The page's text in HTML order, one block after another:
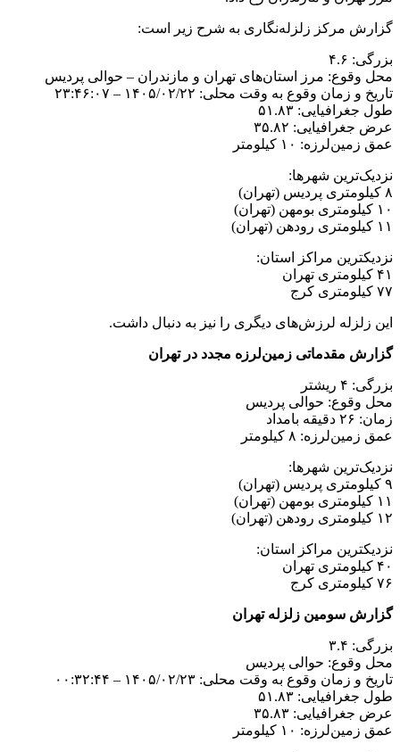
گزارش مرکز زلزله‌نگاری به شرح زیر است:
بزرگی: ۴.۶
محل وقوع: مرز استان‌های تهران و مازندران – حوالی پردیس
تاریخ و زمان وقوع به وقت محلی: ۱۴۰۵/۰۲/۲۲ – ۲۳:۴۶:۰۷
طول جغرافیایی: ۵۱.۸۳
عرض جغرافیایی: ۳۵.۸۲
عمق زمین‌لرزه: ۱۰ کیلومتر
نزدیک‌ترین شهرها:
۸ کیلومتری پردیس (تهران)
۱۰ کیلومتری بومهن (تهران)
۱۱ کیلومتری رودهن (تهران)
نزدیکترین مراکز استان:
۴۱ کیلومتری تهران
۷۷ کیلومتری کرج
این زلزله لرزش‌های دیگری را نیز به دنبال داشت.
گزارش مقدماتی زمین‌لرزه مجدد در تهران
بزرگی: ۴ ریشتر
محل وقوع: حوالی پردیس
زمان: ۲۶ دقیقه بامداد
عمق زمین‌لرزه: ۸ کیلومتر
نزدیک‌ترین شهرها:
۹ کیلومتری پردیس (تهران)
۱۱ کیلومتری بومهن (تهران)
۱۲ کیلومتری رودهن (تهران)
نزدیکترین مراکز استان:
۴۰ کیلومتری تهران
۷۶ کیلومتری کرج
گزارش سومین زلزله تهران
بزرگی: ۳.۴
محل وقوع: حوالی پردیس
تاریخ و زمان وقوع به وقت محلی: ۱۴۰۵/۰۲/۲۳ – ۰۰:۳۲:۴۴
طول جغرافیایی: ۵۱.۸۳
عرض جغرافیایی: ۳۵.۸۳
عمق زمین‌لرزه: ۱۰ کیلومتر